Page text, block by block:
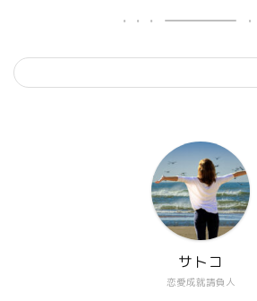
恋愛成就請負人
サトコ